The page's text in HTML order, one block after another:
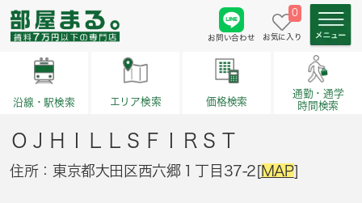
お問い合わせ
0
お気に入り
沿線・駅検索 エリア検索 価格検索
通勤・通学
時間検索
ＯＪＨＩＬＬＳＦＩＲＳＴ
住所：東京都大田区西六郷１丁目37‐2[MAP]